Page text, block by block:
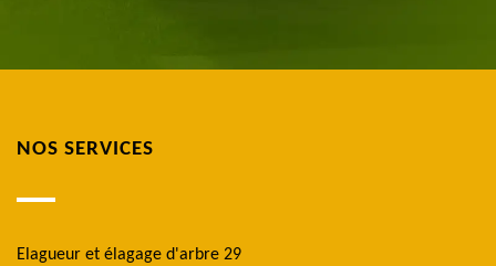
NOS SERVICES
Elagueur et élagage d'arbre 29